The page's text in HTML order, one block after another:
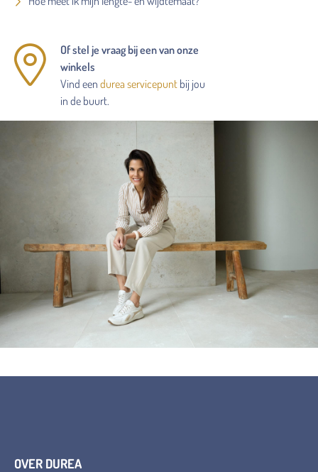
Of stel je vraag bij een van onze
winkels
Vind een durea servicepunt bij jou
in de buurt.
OVER DUREA